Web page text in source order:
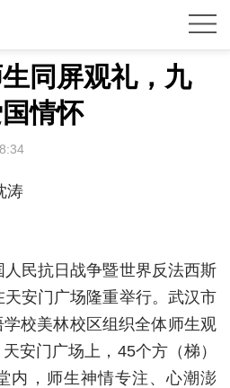
同屏观礼，九
情怀
涛
民抗日战争暨世界反法西斯
安门广场隆重举行。武汉市
校美林校区组织全体师生观
安门广场上，45个方（梯）
内，师生神情专注、心潮澎